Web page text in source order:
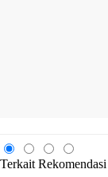
Terkait Rekomendasi